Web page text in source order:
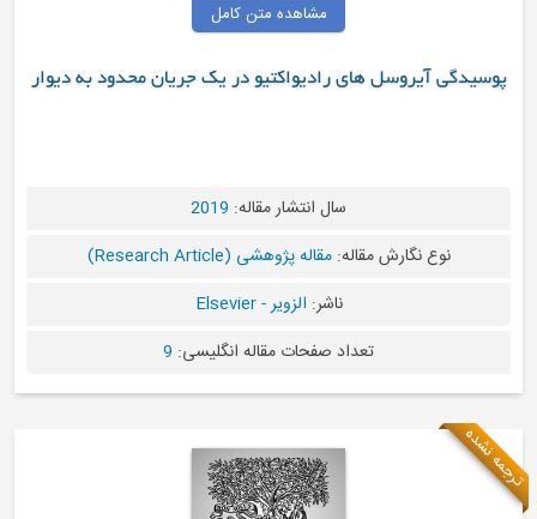
مشاهده متن کامل
آیروسل های رادیواکتیو در یک جریان محدود به دیوار
سال انتشار مقاله:2019
نوع نگارش مقاله:مقاله پژوهشی (Research Article)
الزویر - Elsevier
تعداد صفحات مقاله انگلیسی:9